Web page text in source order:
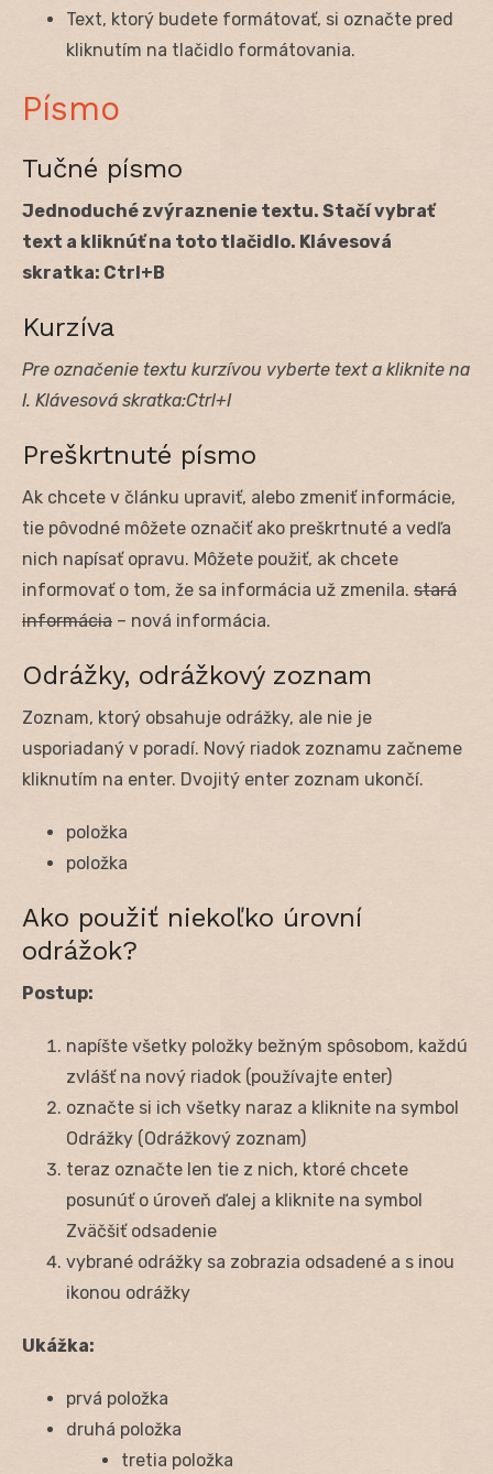
Text, ktorý budete formátovať, si označte pred
kliknutím na tlačidlo formátovania.
Písmo
Tučné písmo
Jednoduché zvýraznenie textu. Stačí vybrať
text a kliknúť na toto tlačidlo. Klávesová
skratka: Ctrl+B
Kurzíva
Pre označenie textu kurzívou vyberte text a kliknite na
I. Klávesová skratka:Ctrl+I
Preškrtnuté písmo
Ak chcete v článku upraviť, alebo zmeniť informácie,
tie pôvodné môžete označiť ako preškrtnuté a vedľa
nich napísať opravu. Môžete použiť, ak chcete
informovať o tom, že sa informácia už zmenila. stará
informácia – nová informácia.
Odrážky, odrážkový zoznam
Zoznam, ktorý obsahuje odrážky, ale nie je
usporiadaný v poradí. Nový riadok zoznamu začneme
kliknutím na enter. Dvojitý enter zoznam ukončí.
položka
položka
Ako použiť niekoľko úrovní
odrážok?
Postup:
napíšte všetky položky bežným spôsobom, každú
zvlášť na nový riadok (používajte enter)
označte si ich všetky naraz a kliknite na symbol
Odrážky (Odrážkový zoznam)
teraz označte len tie z nich, ktoré chcete
posunúť o úroveň ďalej a kliknite na symbol
Zväčšiť odsadenie
vybrané odrážky sa zobrazia odsadené a s inou
ikonou odrážky
Ukážka:
prvá položka
druhá položka
tretia položka